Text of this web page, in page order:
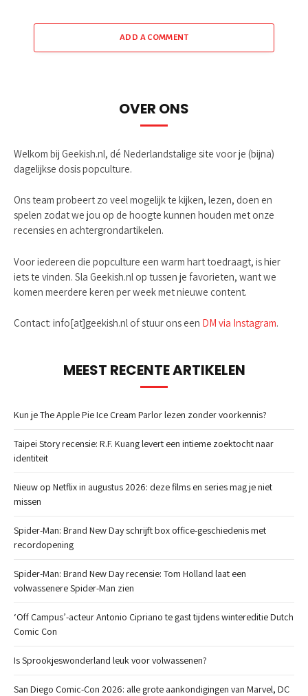
ADD A COMMENT
OVER ONS
Welkom bij Geekish.nl, dé Nederlandstalige site voor je (bijna)
dagelijkse dosis popculture.
Ons team probeert zo veel mogelijk te kijken, lezen, doen en
spelen zodat we jou op de hoogte kunnen houden met onze
recensies en achtergrondartikelen.
Voor iedereen die popculture een warm hart toedraagt, is hier
iets te vinden. Sla Geekish.nl op tussen je favorieten, want we
komen meerdere keren per week met nieuwe content.
Contact: info[at]geekish.nl of stuur ons een DM via Instagram.
MEEST RECENTE ARTIKELEN
Kun je The Apple Pie Ice Cream Parlor lezen zonder voorkennis?
Taipei Story recensie: R.F. Kuang levert een intieme zoektocht naar
identiteit
Nieuw op Netflix in augustus 2026: deze films en series mag je niet
missen
Spider-Man: Brand New Day schrijft box office-geschiedenis met
recordopening
Spider-Man: Brand New Day recensie: Tom Holland laat een
volwassenere Spider-Man zien
‘Off Campus’-acteur Antonio Cipriano te gast tijdens wintereditie Dutch
Comic Con
Is Sprookjeswonderland leuk voor volwassenen?
San Diego Comic-Con 2026: alle grote aankondigingen van Marvel, DC